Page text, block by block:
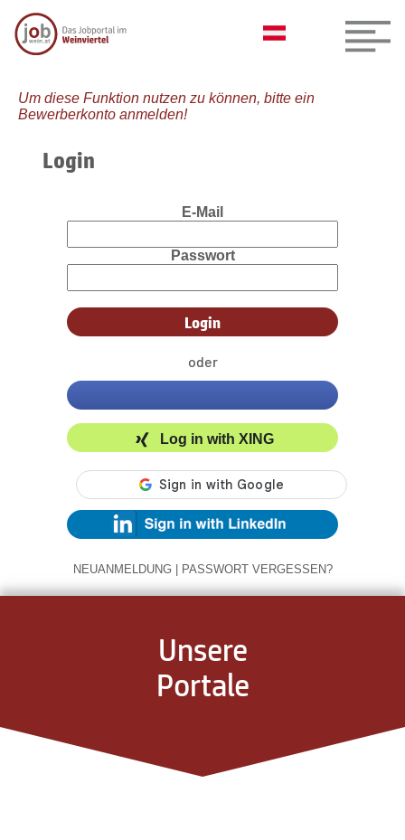
Um diese Funktion nutzen zu können, bitte ein
Bewerberkonto anmelden!
Login
E-Mail
Passwort
oder
Log in with XING
NEUANMELDUNG | PASSWORT VERGESSEN?
Unsere
Portale